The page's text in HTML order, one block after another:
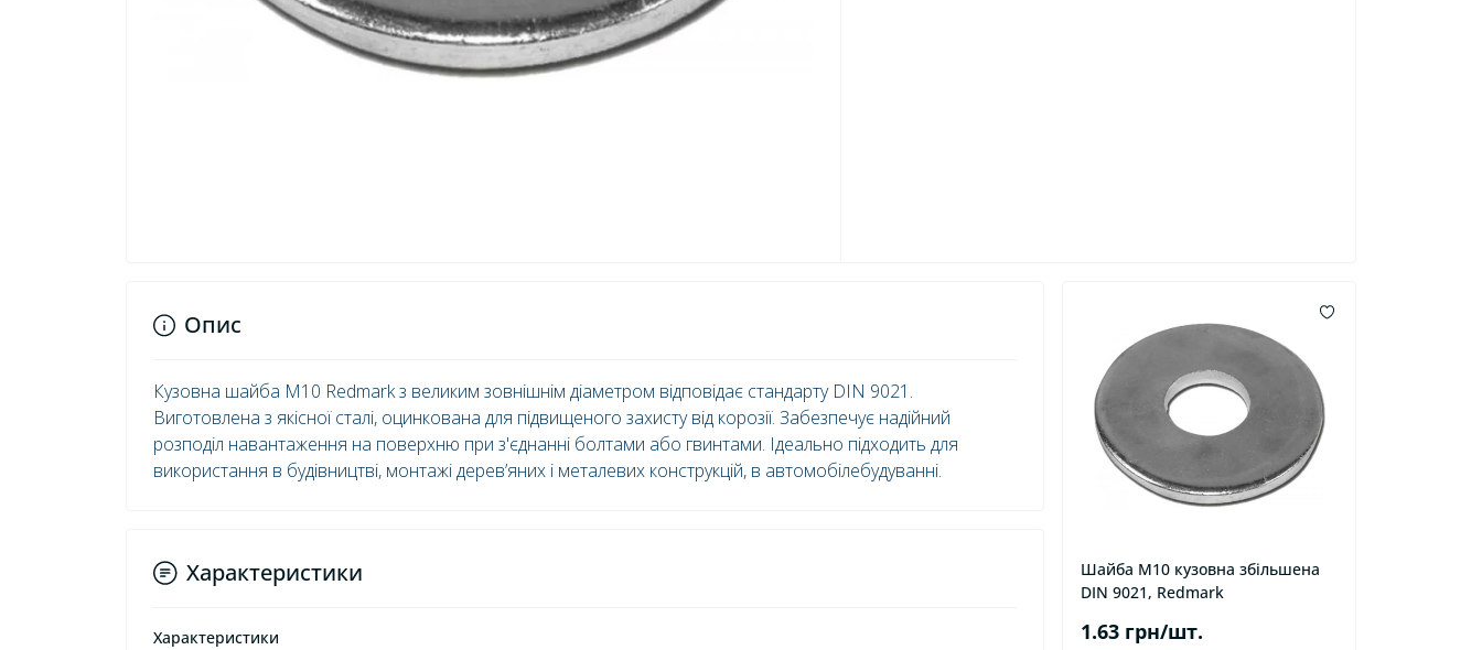
Шайба М10 кузовна збільшена
DIN 9021, Redmark
1.63 грн/шт.
Опис
Кузовна шайба М10 Redmark з великим зовнішнім діаметром відповідає стандарту DIN 9021.
Виготовлена з якісної сталі, оцинкована для підвищеного захисту від корозії. Забезпечує надійний
розподіл навантаження на поверхню при з'єднанні болтами або гвинтами. Ідеально підходить для
використання в будівництві, монтажі дерев’яних і металевих конструкцій, в автомобілебудуванні.
Характеристики
Характеристики